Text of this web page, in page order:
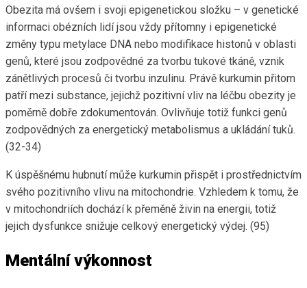
Obezita má ovšem i svoji epigenetickou složku – v genetické
informaci obézních lidí jsou vždy přítomny i epigenetické
změny typu metylace DNA nebo modifikace histonů v oblasti
genů, které jsou zodpovědné za tvorbu tukové tkáně, vznik
zánětlivých procesů či tvorbu inzulinu. Právě kurkumin přitom
patří mezi substance, jejichž pozitivní vliv na léčbu obezity je
poměrně dobře zdokumentován. Ovlivňuje totiž funkci genů
zodpovědných za energetický metabolismus a ukládání tuků.
(32-34)
K úspěšnému hubnutí může kurkumin přispět i prostřednictvím
svého pozitivního vlivu na mitochondrie. Vzhledem k tomu, že
v mitochondriích dochází k přeměně živin na energii, totiž
jejich dysfunkce snižuje celkový energetický výdej. (95)
Mentální výkonnost